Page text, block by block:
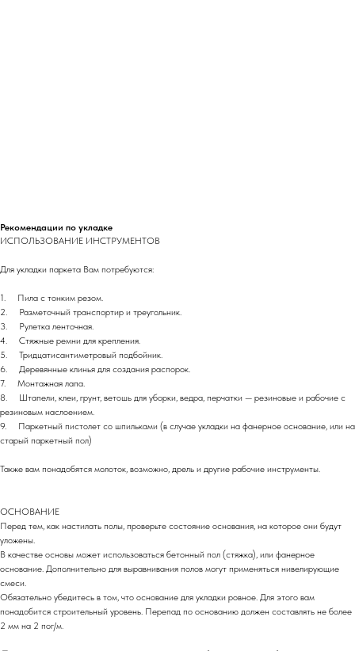
Рекомендации по укладке
ИСПОЛЬЗОВАНИЕ ИНСТРУМЕНТОВ
Для укладки паркета Вам потребуются:
1. Пила с тонким резом.
2. Разметочный транспортир и треугольник.
3. Рулетка ленточная.
4. Стяжные ремни для крепления.
5. Тридцатисантиметровый подбойник.
6. Деревянные клинья для создания распорок.
7. Монтажная лапа.
8. Штапели, клеи, грунт, ветошь для уборки, ведра, перчатки — резиновые и рабочие с
резиновым наслоением.
9. Паркетный пистолет со шпильками (в случае укладки на фанерное основание, или на
старый паркетный пол)
Также вам понадобятся молоток, возможно, дрель и другие рабочие инструменты.
ОСНОВАНИЕ
Перед тем, как настилать полы, проверьте состояние основания, на которое они будут
уложены.
В качестве основы может использоваться бетонный пол (стяжка), или фанерное
основание. Дополнительно для выравнивания полов могут применяться нивелирующие
смеси.
Обязательно убедитесь в том, что основание для укладки ровное. Для этого вам
понадобится строительный уровень. Перепад по основанию должен составлять не более
2 мм на 2 пог/м.